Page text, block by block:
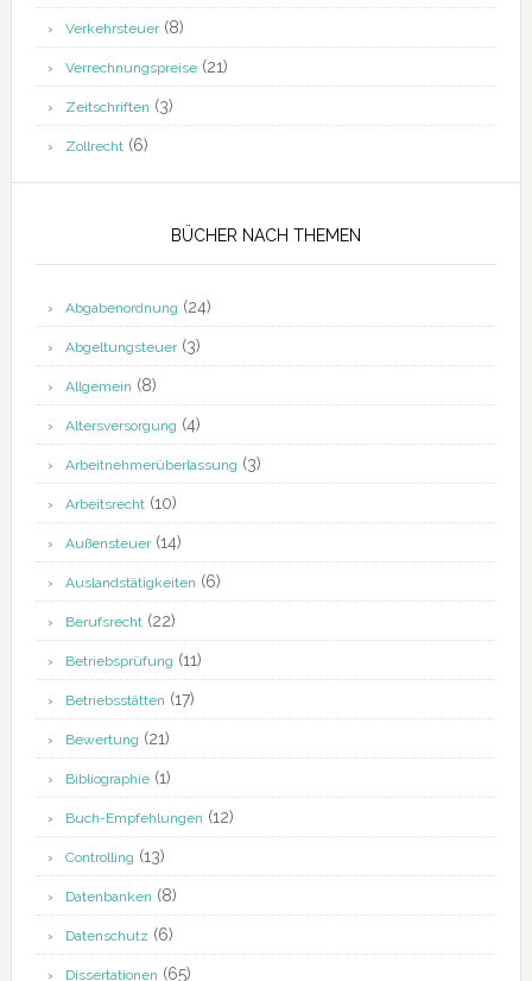
Verkehrsteuer(8)
Verrechnungspreise(21)
Zeitschriften (3)
Zollrecht(6)
BÜCHER NACH THEMEN
Abgabenordnung (24)
Abgeltungsteuer(3)
Allgemein (8)
Altersversorgung (4)
Arbeitnehmerüberlassung (3)
Arbeitsrecht(10)
Außensteuer(14)
Auslandstätigkeiten (6)
Berufsrecht(22)
Betriebsprüfung (11)
Betriebsstätten (17)
Bewertung (21)
Bibliographie(1)
Buch-Empfehlungen (12)
Controlling (13)
Datenbanken (8)
Datenschutz (6)
Dissertationen (65)